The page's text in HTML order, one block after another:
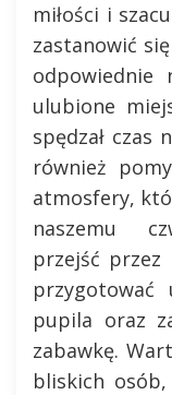
miłości i
zastanowić
odpowiednie
ulubione
spędzał czas
również
atmosfery,
naszemu
przejść
przygotować
pupila oraz
zabawkę.
bliskich